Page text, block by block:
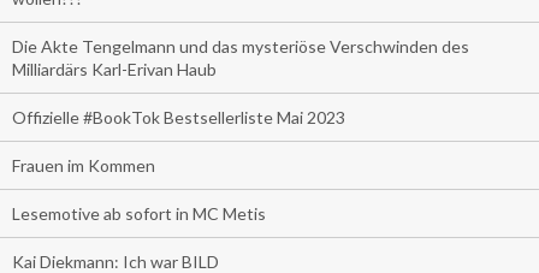
Die Akte Tengelmann und das mysteriöse Verschwinden des
Milliardärs Karl-Erivan Haub
Offizielle #BookTok Bestsellerliste Mai 2023
Frauen im Kommen
Lesemotive ab sofort in MC Metis
Kai Diekmann: Ich war BILD